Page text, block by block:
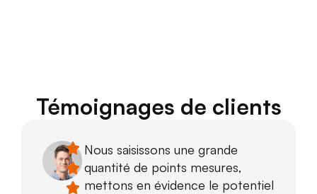
Témoignages de clients
Nous saisissons une grande
quantité de points mesures,
mettons en évidence le potentiel